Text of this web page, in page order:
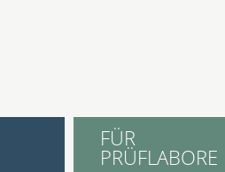
FÜR
PRÜFLABORE